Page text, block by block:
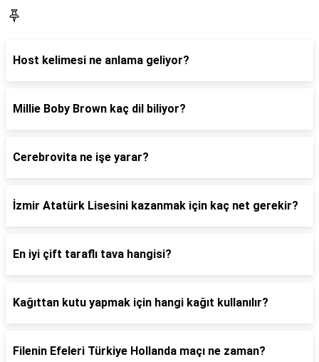
Host kelimesi ne anlama geliyor?
Millie Boby Brown kaç dil biliyor?
Cerebrovita ne işe yarar?
İzmir Atatürk Lisesini kazanmak için kaç net gerekir?
En iyi çift taraflı tava hangisi?
Kağıttan kutu yapmak için hangi kağıt kullanılır?
Filenin Efeleri Türkiye Hollanda maçı ne zaman?